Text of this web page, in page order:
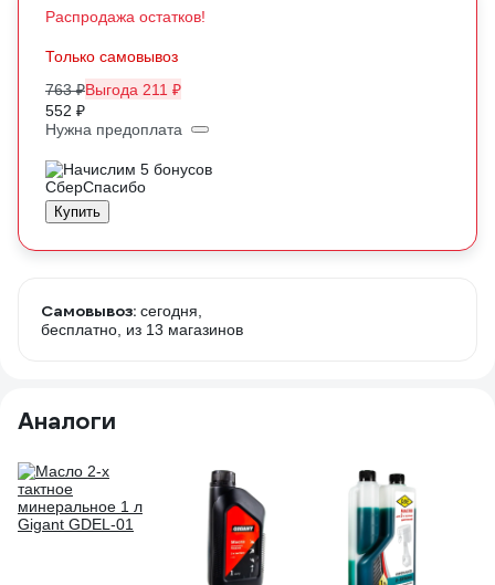
Распродажа остатков!
Только самовывоз
763 ₽Выгода 211 ₽
552 ₽
Нужна предоплата
Начислим 5 бонусов
Купить
Самовывоз: сегодня,
бесплатно , из 13 магазинов
Аналоги